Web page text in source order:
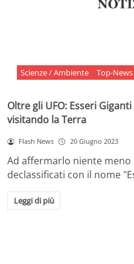
Scienze / Ambiente Top-News
Oltre gli UFO: Esseri
visitando la Terra
Flash News 20 Giugno 2023
Ad affermarlo niente meno
declassificati con il nome
Leggi di più